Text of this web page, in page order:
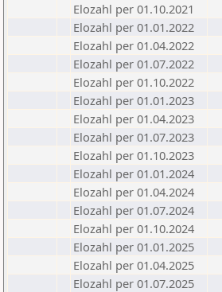
Elozahl per 01.10.2021
Elozahl per 01.01.2022
Elozahl per 01.04.2022
Elozahl per 01.07.2022
Elozahl per 01.10.2022
Elozahl per 01.01.2023
Elozahl per 01.04.2023
Elozahl per 01.07.2023
Elozahl per 01.10.2023
Elozahl per 01.01.2024
Elozahl per 01.04.2024
Elozahl per 01.07.2024
Elozahl per 01.10.2024
Elozahl per 01.01.2025
Elozahl per 01.04.2025
Elozahl per 01.07.2025